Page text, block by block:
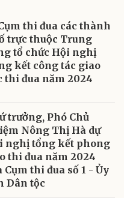
thi đua các thành
trực thuộc Trung
tổ chức Hội nghị
kết công tác giao
thi đua năm 2024
trưởng, Phó Chủ
Nông Thị Hà dự
nghị tổng kết phong
thi đua năm 2024
Cụm thi đua số 1 - Ủy
Dân tộc